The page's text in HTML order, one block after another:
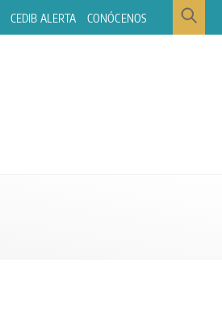
CEDIB ALERTA CONÓCENOS